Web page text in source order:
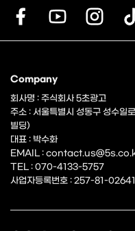
Company
회사명 : 주식회사 5초광고
주소 : 서울특별시 성동구 성수
빌딩)
대표 : 박수화
EMAIL :
TEL : 070-4133-5757
사업자등록번호 : 257-81-02641